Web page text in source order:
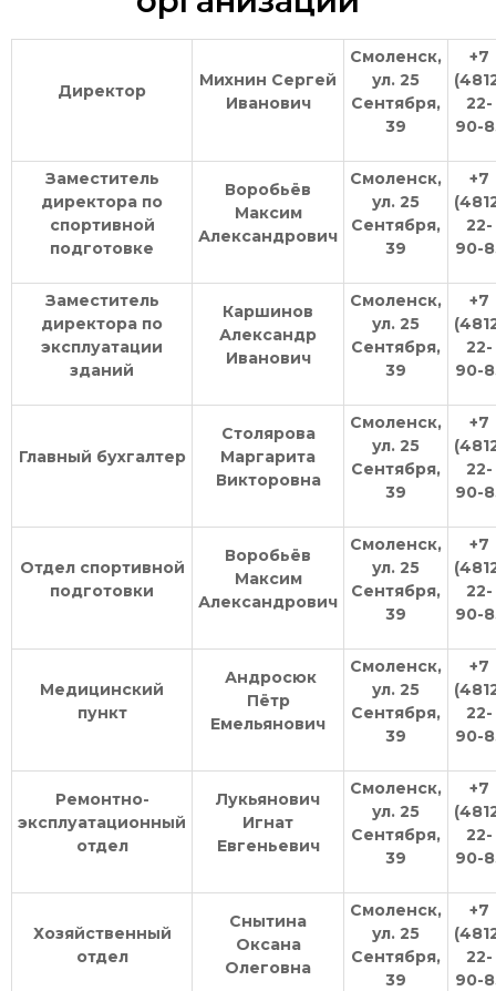
Директор
Михнин Сергей
Иванович
Смоленск,
ул. 25
Сентября,
39
+7
22-
90-
Заместитель
директора по
спортивной
подготовке
Воробьёв
Максим
Александрович
Смоленск,
ул. 25
Сентября,
39
+7
22-
90-
Заместитель
директора по
эксплуатации
зданий
Каршинов
Александр
Иванович
Смоленск,
ул. 25
Сентября,
39
+7
22-
90-
Главный бухгалтер
Столярова
Маргарита
Викторовна
Смоленск,
ул. 25
Сентября,
39
+7
22-
90-
Отдел спортивной
подготовки
Воробьёв
Максим
Александрович
Смоленск,
ул. 25
Сентября,
39
+7
22-
90-
Медицинский
пункт
Андросюк
Пётр
Емельянович
Смоленск,
ул. 25
Сентября,
39
+7
22-
90-
Ремонтно-
эксплуатационный
отдел
Лукьянович
Игнат
Евгеньевич
Смоленск,
ул. 25
Сентября,
39
+7
22-
90-
Хозяйственный
отдел
Снытина
Оксана
Олеговна
Смоленск,
ул. 25
Сентября,
39
+7
22-
90-